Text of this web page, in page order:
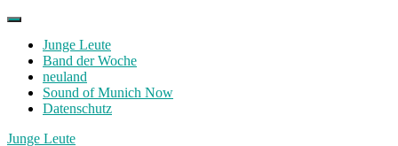
Skip
contentJunge Leute
Band der Woche
neuland
Sound of Munich Now
Datenschutz
Facebook
Twitter
Instagram
Junge Leute